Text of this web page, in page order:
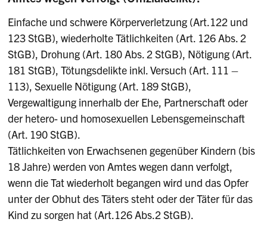
Einfache und schwere Körperverletzung (Art.122 und
123 StGB), wiederholte Tätlichkeiten (Art. 126 Abs. 2
StGB), Drohung (Art. 180 Abs. 2 StGB), Nötigung (Art.
181 StGB), Tötungsdelikte inkl. Versuch (Art. 111 –
113), Sexuelle Nötigung (Art. 189 StGB),
Vergewaltigung innerhalb der Ehe, Partnerschaft oder
der hetero- und homosexuellen Lebens­gemeinschaft
(Art. 190 StGB).
Tätlichkeiten von Erwachsenen gegenüber Kindern (bis
18 Jahre) werden von Amtes wegen dann verfolgt,
wenn die Tat wiederholt begangen wird und das Opfer
unter der Obhut des Täters steht oder der Täter für das
Kind zu sorgen hat (Art.126 Abs.2 StGB).